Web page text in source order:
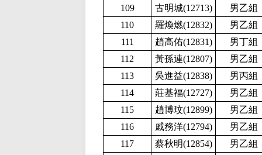
109
古明城(12713)
男乙組
110
羅煥燃(12832)
男乙組
111
趙高佑(12831)
男丁組
112
黃孫連(12807)
男乙組
113
吳進益(12838)
男丙組
114
莊基福(12727)
男乙組
115
趙博玟(12899)
男乙組
116
戚務洋(12794)
男乙組
117
蔡秋明(12854)
男乙組